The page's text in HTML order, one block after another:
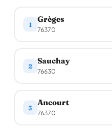
1
Grèges
76370
2
Sauchay
76630
3
Ancourt
76370